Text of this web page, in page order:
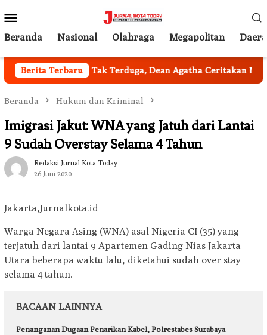
ke
kontenMobile
Beranda Nasional Olahraga Megapolitan
Berita Terbaru
Jakarta Tak Terduga, Dean Agatha Ceritakan Makna
Beranda Hukum dan Kriminal
Imigrasi Jakut: WNA yang Jatuh dari Lantai
9 Sudah Overstay Selama 4 Tahun
Redaksi Jurnal Kota Today
26 Juni 2020
Jakarta,Jurnalkota.id
Warga Negara Asing (WNA) asal Nigeria CI (35) yang
terjatuh dari lantai 9 Apartemen Gading Nias Jakarta
Utara beberapa waktu lalu, diketahui sudah over stay
selama 4 tahun.
BACAAN LAINNYA
Penanganan Dugaan Penarikan Kabel, Polrestabes Surabaya